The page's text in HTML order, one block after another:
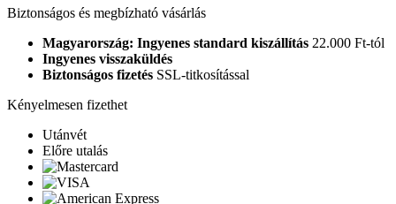
Biztonságos és megbízható vásárlás
Magyarország: Ingyenes standard kiszállítás 22.000 Ft-tól
Ingyenes visszaküldés
Biztonságos fizetés SSL-titkosítással
Kényelmesen fizethet
Utánvét
Előre utalás